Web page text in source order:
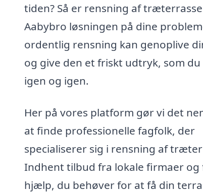
tiden? Så er rensning af
Aabybro løsningen på dine
ordentlig rensning kan genoplive
og give den et friskt udtryk, som du
igen og igen.
Her på vores platform gør vi det
at finde professionelle fagfolk, der
specialiserer sig i rensning af
Indhent tilbud fra lokale firmaer og
hjælp, du behøver for at få din